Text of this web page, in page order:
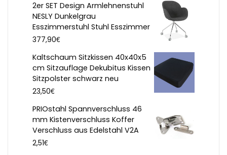
2er SET Design Armlehnenstuhl
NESLY Dunkelgrau
Esszimmerstuhl Stuhl Esszimmer
377,90€
Kaltschaum Sitzkissen 40x40x5
cm Sitzauflage Dekubitus Kissen
Sitzpolster schwarz neu
23,50€
PRIOstahl Spannverschluss 46
mm Kistenverschluss Koffer
Verschluss aus Edelstahl V2A
2,51€